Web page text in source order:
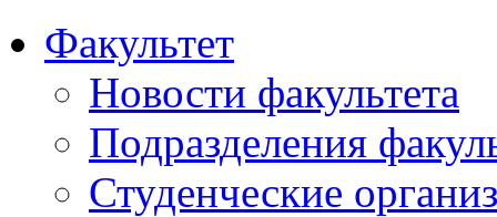
Факультет
Новости факультета
Подразделения
Студенческие